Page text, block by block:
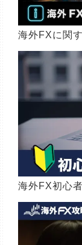
海外FXに関
海外FX初心